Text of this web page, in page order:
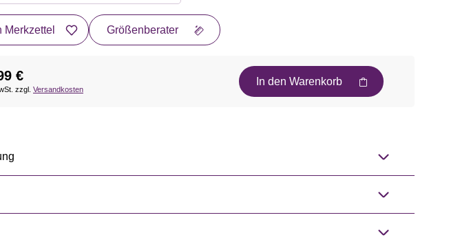
Merkzettel Größenberater
€
zzgl. Versandkosten
In den Warenkorb